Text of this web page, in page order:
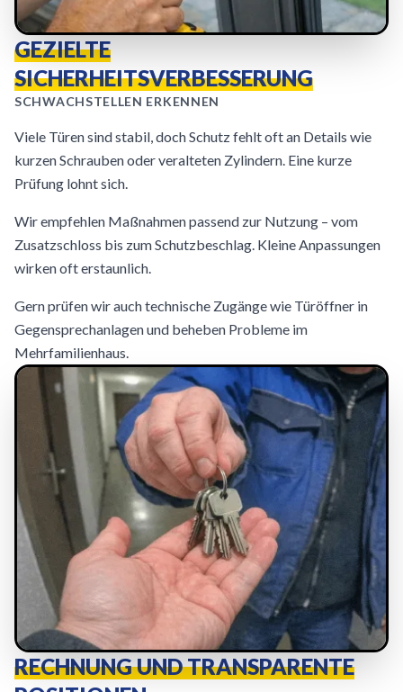
GEZIELTE
SICHERHEITSVERBESSERUNG
SCHWACHSTELLEN ERKENNEN
Viele Türen sind stabil, doch Schutz fehlt oft an Details wie
kurzen Schrauben oder veralteten Zylindern. Eine kurze
Prüfung lohnt sich.
Wir empfehlen Maßnahmen passend zur Nutzung – vom
Zusatzschloss bis zum Schutzbeschlag. Kleine Anpassungen
wirken oft erstaunlich.
Gern prüfen wir auch technische Zugänge wie Türöffner in
Gegensprechanlagen und beheben Probleme im
Mehrfamilienhaus.
RECHNUNG UND TRANSPARENTE